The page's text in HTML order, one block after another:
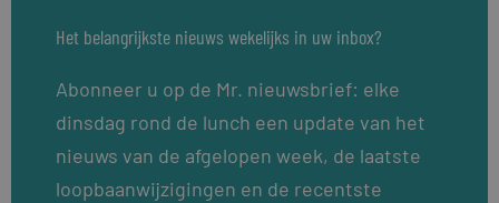
Het belangrijkste nieuws wekelijks in uw inbox?
Abonneer u op de Mr. nieuwsbrief: elke
dinsdag rond de lunch een update van het
nieuws van de afgelopen week, de laatste
loopbaanwijzigingen en de recentste